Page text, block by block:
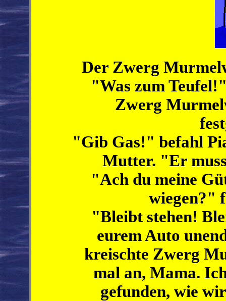
Der Zwerg
"Was zum
Zwerg
"Gib Gas!" befahl
Mutter. "Er
"Ach du meine
wiegen?"
"Bleibt stehen!
eurem Auto
kreischte Zwerg
mal an, Mama.
gefunden, wie